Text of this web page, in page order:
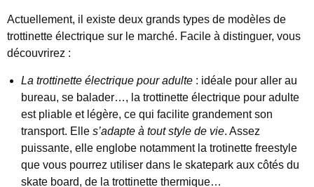
Actuellement, il existe deux grands types de modèles de
trottinette électrique sur le marché. Facile à distinguer, vous
découvrirez :
La trottinette électrique pour adulte : idéale pour aller au
bureau, se balader…, la trottinette électrique pour adulte
est pliable et légère, ce qui facilite grandement son
transport. Elle s’adapte à tout style de vie. Assez
puissante, elle englobe notamment la trotinette freestyle
que vous pourrez utiliser dans le skatepark aux côtés du
skate board, de la trottinette thermique…